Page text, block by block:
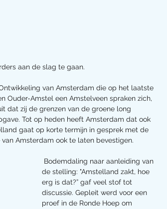
aan de slag te gaan.
van Amsterdam die op het laatste
Ouder-Amstel een Amstelveen spraken zich,
dat zij de grenzen van de groene long
Tot op heden heeft Amsterdam dat ook
gaat op korte termijn in gesprek met de
Amsterdam ook te laten bevestigen.
de stelling: "Amstelland zakt, hoe
erg is dat?” gaf veel stof tot
discussie. Gepleit werd voor een
proef in de Ronde Hoep om